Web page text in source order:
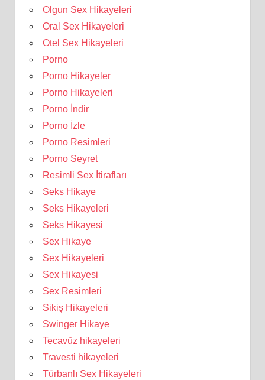
Olgun Sex Hikayeleri
Oral Sex Hikayeleri
Otel Sex Hikayeleri
Porno
Porno Hikayeler
Porno Hikayeleri
Porno İndir
Porno İzle
Porno Resimleri
Porno Seyret
Resimli Sex İtirafları
Seks Hikaye
Seks Hikayeleri
Seks Hikayesi
Sex Hikaye
Sex Hikayeleri
Sex Hikayesi
Sex Resimleri
Sikiş Hikayeleri
Swinger Hikaye
Tecavüz hikayeleri
Travesti hikayeleri
Türbanlı Sex Hikayeleri